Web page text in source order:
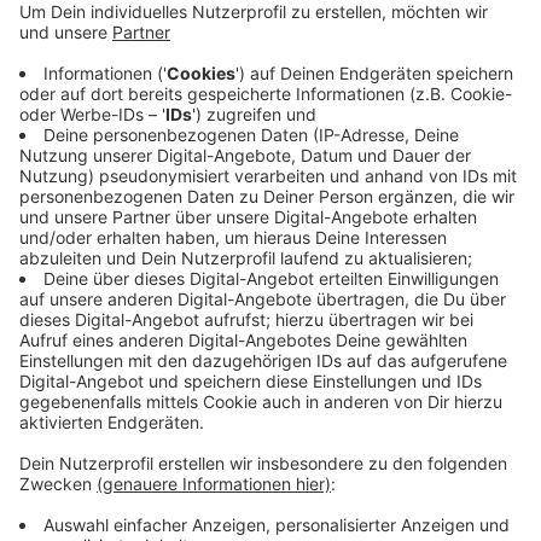
Laut der Stadt Lohmar ist das nicht nur ärgerlich:
Hundekot kann auch Salmonellen, Würmer oder andere
Krankheiten übertragen. Wer also den Unrat seines
Hundes sachgemäß entsorgt, schützt damit Mensch,
Tier und Umwelt, so das Ordnungsamt Lohmar.
Anzeige
Anzeige